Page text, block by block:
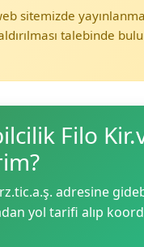
sitemizde
talebinde
Filo
adresine
yol tarifi alıp